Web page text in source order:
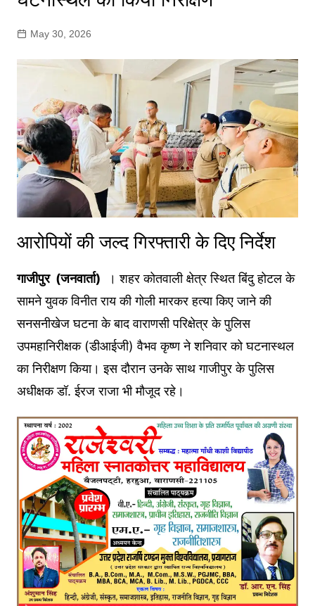
May 30, 2026
आरोपियों की जल्द गिरफ्तारी के दिए निर्देश
गाजीपुर (जनवार्ता) । शहर कोतवाली क्षेत्र स्थित बिंदु होटल के
सामने युवक विनीत राय की गोली मारकर हत्या किए जाने की
सनसनीखेज घटना के बाद वाराणसी परिक्षेत्र के पुलिस
उपमहानिरीक्षक (डीआईजी) वैभव कृष्ण ने शनिवार को घटनास्थल
का निरीक्षण किया। इस दौरान उनके साथ गाजीपुर के पुलिस
अधीक्षक डॉ. ईरज राजा भी मौजूद रहे।